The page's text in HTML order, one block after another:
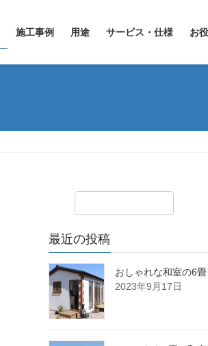
施工事例 用途 サービス・仕様 お
最近の投稿
おしゃれな和室の6畳
2023年9月17日